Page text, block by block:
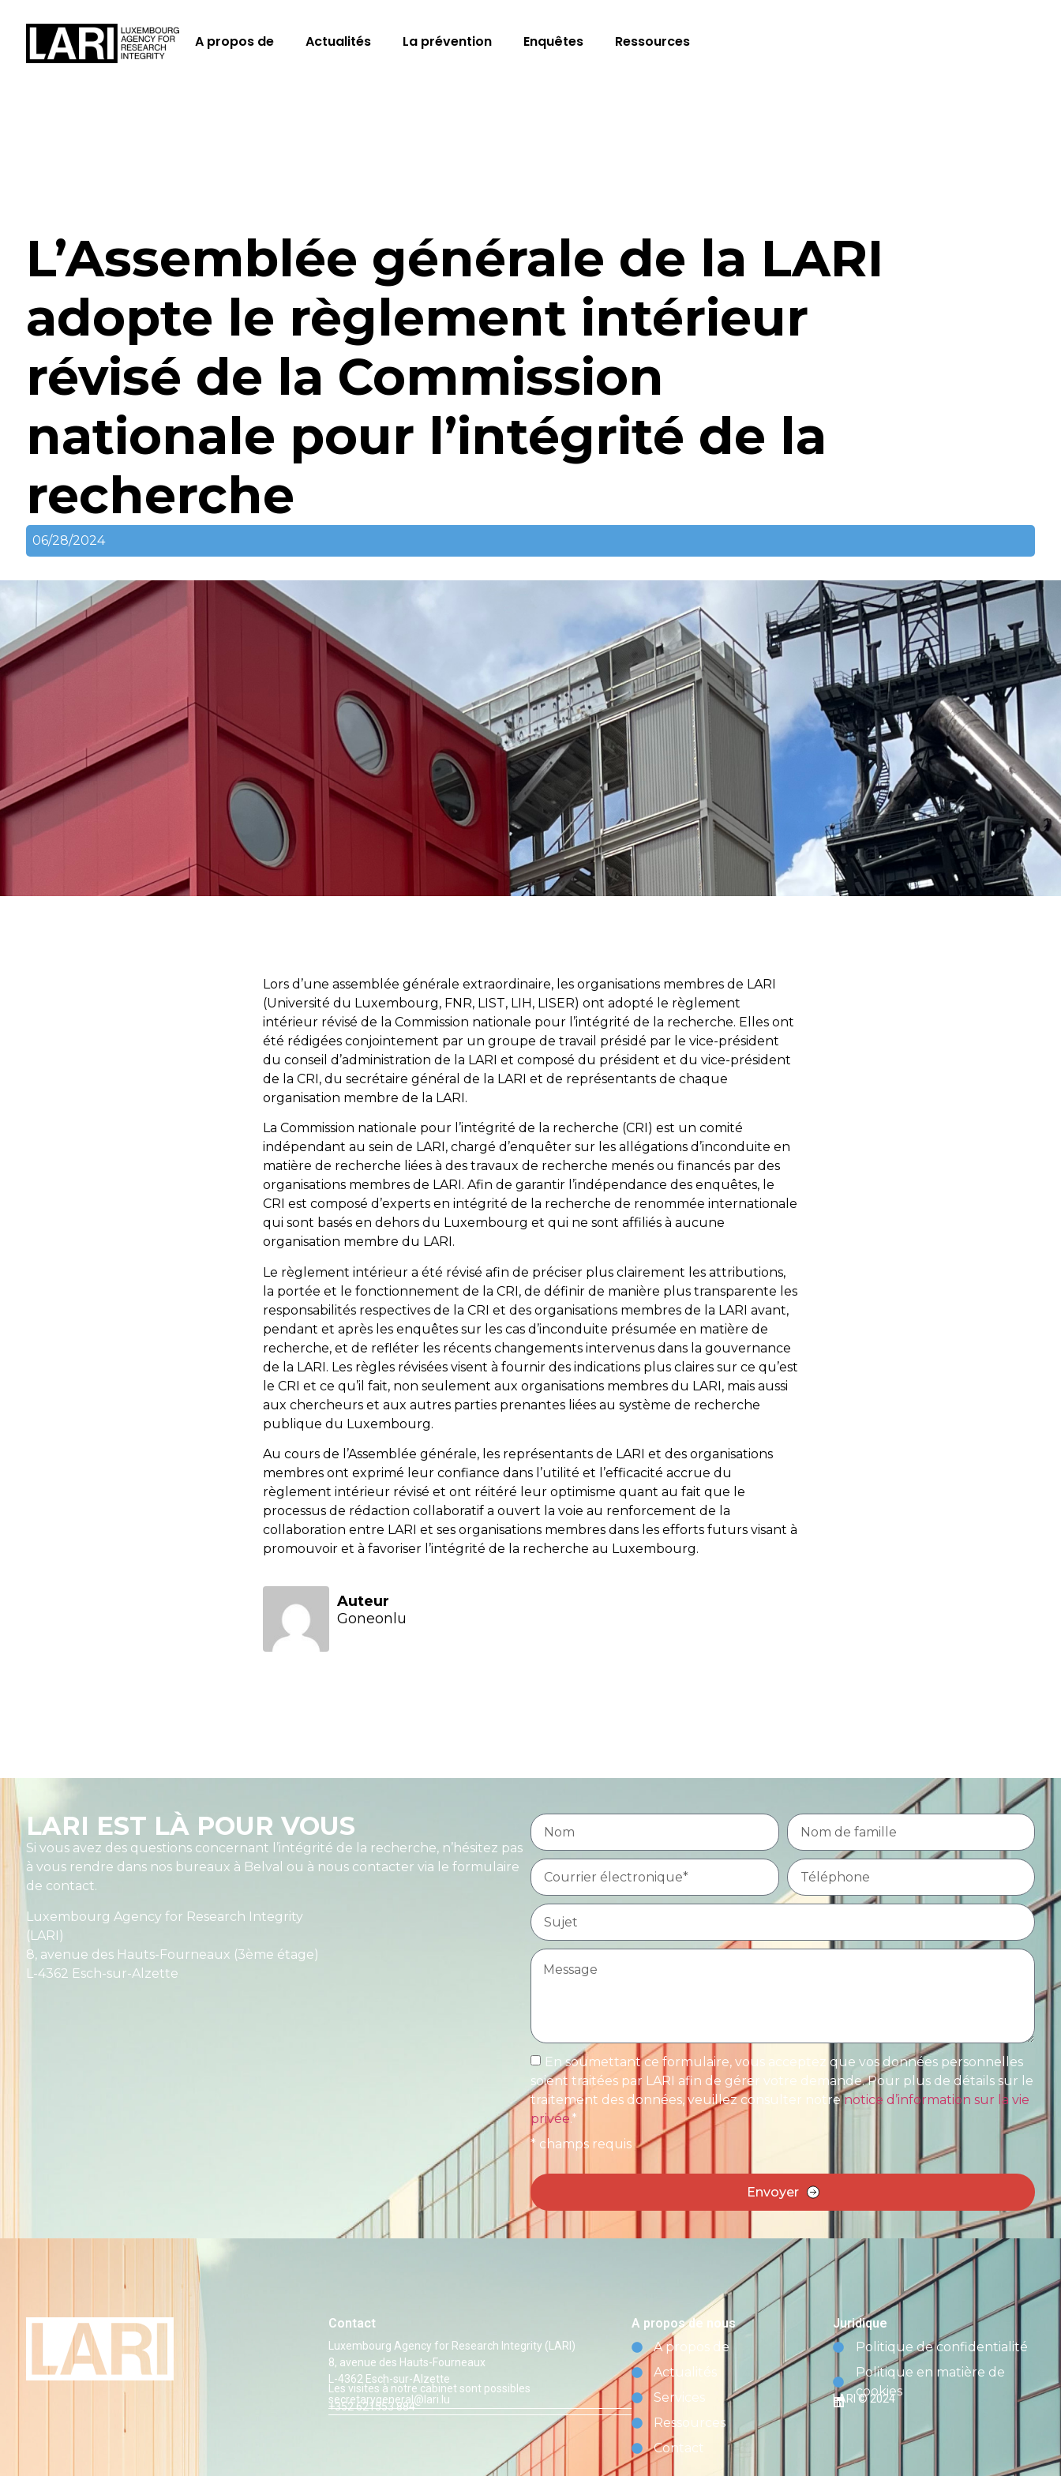
A propos de Actualités La prévention Enquêtes Ressources
L’Assemblée générale de la LARI
adopte le règlement intérieur
révisé de la Commission
nationale pour l’intégrité de la
recherche
06/28/2024
Lors d’une assemblée générale extraordinaire, les organisations membres de LARI
(Université du Luxembourg, FNR, LIST, LIH, LISER) ont adopté le règlement
intérieur révisé de la Commission nationale pour l’intégrité de la recherche. Elles ont
été rédigées conjointement par un groupe de travail présidé par le vice-président
du conseil d’administration de la LARI et composé du président et du vice-président
de la CRI, du secrétaire général de la LARI et de représentants de chaque
organisation membre de la LARI.
La Commission nationale pour l’intégrité de la recherche (CRI) est un comité
indépendant au sein de LARI, chargé d’enquêter sur les allégations d’inconduite en
matière de recherche liées à des travaux de recherche menés ou financés par des
organisations membres de LARI. Afin de garantir l’indépendance des enquêtes, le
CRI est composé d’experts en intégrité de la recherche de renommée internationale
qui sont basés en dehors du Luxembourg et qui ne sont affiliés à aucune
organisation membre du LARI.
Le règlement intérieur a été révisé afin de préciser plus clairement les attributions,
la portée et le fonctionnement de la CRI, de définir de manière plus transparente les
responsabilités respectives de la CRI et des organisations membres de la LARI avant,
pendant et après les enquêtes sur les cas d’inconduite présumée en matière de
recherche, et de refléter les récents changements intervenus dans la gouvernance
de la LARI. Les règles révisées visent à fournir des indications plus claires sur ce qu’est
le CRI et ce qu’il fait, non seulement aux organisations membres du LARI, mais aussi
aux chercheurs et aux autres parties prenantes liées au système de recherche
publique du Luxembourg.
Au cours de l’Assemblée générale, les représentants de LARI et des organisations
membres ont exprimé leur confiance dans l’utilité et l’efficacité accrue du
règlement intérieur révisé et ont réitéré leur optimisme quant au fait que le
processus de rédaction collaboratif a ouvert la voie au renforcement de la
collaboration entre LARI et ses organisations membres dans les efforts futurs visant à
promouvoir et à favoriser l’intégrité de la recherche au Luxembourg.
Auteur
Goneonlu
LARI EST LÀ POUR VOUS
Si vous avez des questions concernant l’intégrité de la recherche, n’hésitez pas
à vous rendre dans nos bureaux à Belval ou à nous contacter via le formulaire
de contact.
Luxembourg Agency for Research Integrity
(LARI)
8, avenue des Hauts-Fourneaux (3ème étage)
L-4362 Esch-sur-Alzette
En soumettant ce formulaire, vous acceptez que vos données personnelles
soient traitées par LARI afin de gérer votre demande. Pour plus de détails sur le
traitement des données, veuillez consulter notrenotice d’information sur la vie
privée.*
* champs requis
Envoyer
Contact
Luxembourg Agency for Research Integrity (LARI)
8, avenue des Hauts-Fourneaux
L-4362 Esch-sur-Alzette
Les visites à notre cabinet sont possibles
secretarygeneral@lari.lu
+352 621553 884
A propos de nous
A propos de
Actualités
Services
Ressources
Contact
Juridique
Politique de confidentialité
Politique en matière de
cookies
LARI © 2024